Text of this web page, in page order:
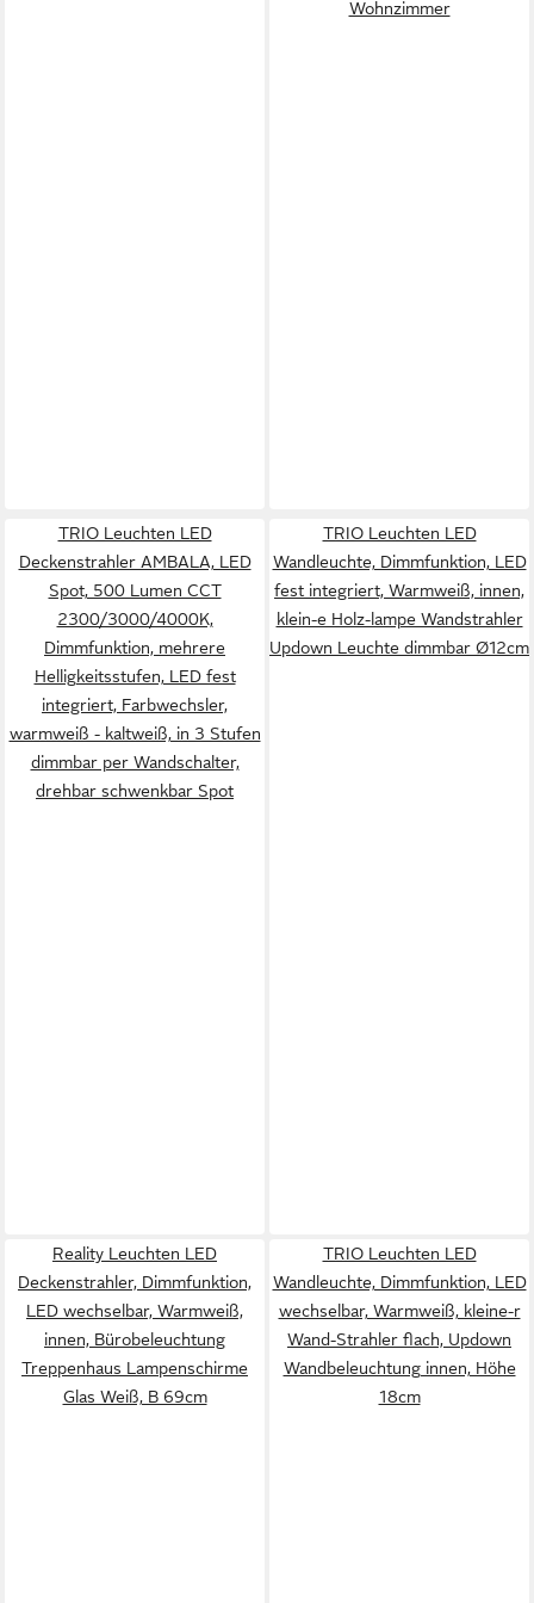
Wohnzimmer
TRIO Leuchten LED
Deckenstrahler AMBALA, LED
Spot, 500 Lumen CCT
2300/3000/4000K,
Dimmfunktion, mehrere
Helligkeitsstufen, LED fest
integriert, Farbwechsler,
warmweiß - kaltweiß, in 3 Stufen
dimmbar per Wandschalter,
drehbar schwenkbar Spot
TRIO Leuchten LED
Wandleuchte, Dimmfunktion, LED
fest integriert, Warmweiß, innen,
klein-e Holz-lampe Wandstrahler
Updown Leuchte dimmbar Ø12cm
Reality Leuchten LED
Deckenstrahler, Dimmfunktion,
LED wechselbar, Warmweiß,
innen, Bürobeleuchtung
Treppenhaus Lampenschirme
Glas Weiß, B 69cm
TRIO Leuchten LED
Wandleuchte, Dimmfunktion, LED
wechselbar, Warmweiß, kleine-r
Wand-Strahler flach, Updown
Wandbeleuchtung innen, Höhe
18cm